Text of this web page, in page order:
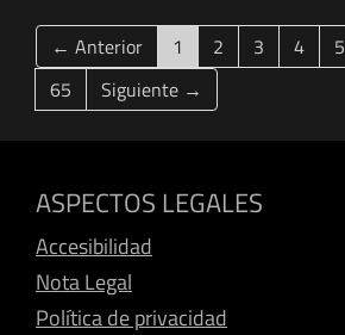
← Anterior 1 (current)
2 3 4 5
65
Siguiente →
ASPECTOS LEGALES
Accesibilidad
Nota Legal
Política de privacidad